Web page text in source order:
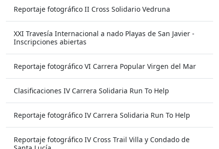
Reportaje fotográfico II Cross Solidario Vedruna
XXI Travesía Internacional a nado Playas de San Javier -
Inscripciones abiertas
Reportaje fotográfico VI Carrera Popular Virgen del Mar
Clasificaciones IV Carrera Solidaria Run To Help
Reportaje fotográfico IV Carrera Solidaria Run To Help
Reportaje fotográfico IV Cross Trail Villa y Condado de